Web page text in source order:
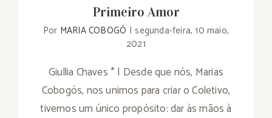
Primeiro Amor
Por MARIA COBOGÓ | segunda-feira, 10 maio,
2021
Giullia Chaves * | Desde que nós, Marias
Cobogós, nos unimos para criar o Coletivo,
tivemos um único propósito: dar às mãos à